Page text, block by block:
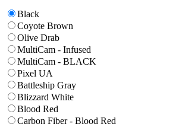
Black
Coyote Brown
Olive Drab
MultiCam - Infused
MultiCam - BLACK
Pixel UA
Battleship Gray
Blizzard White
Blood Red
Carbon Fiber - Blood Red